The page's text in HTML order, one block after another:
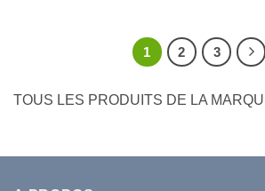
1 2 3
TOUS LES PRODUITS DE LA